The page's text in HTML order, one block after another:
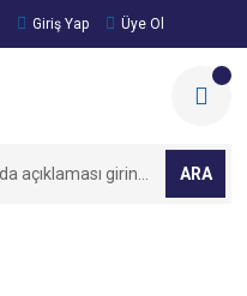
Giriş Yap Üye Ol
ARA